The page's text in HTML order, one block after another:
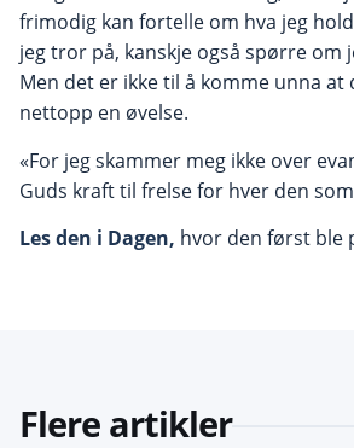
frimodig kan fortelle om hva jeg
jeg tror på, kanskje også spørre om
Men det er ikke til å komme unna at
nettopp en øvelse.
«For jeg skammer meg ikke over
Guds kraft til frelse for hver den
Les den i Dagen, hvor den først ble
Flere artikler